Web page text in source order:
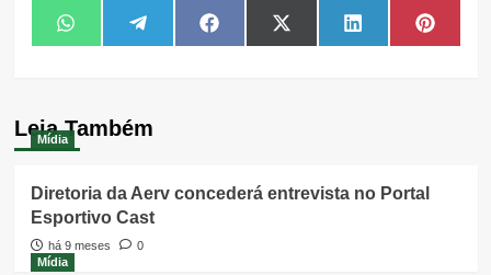
Share
on
WhatsAppShare
on
TelegramShare
on
FacebookShare
on
X
(Twitter)
Share
on
LinkedIn Share
on
Leia Também
Mídia
Diretoria da Aerv concederá entrevista no Portal
Esportivo Cast
há 9 meses
0
Mídia